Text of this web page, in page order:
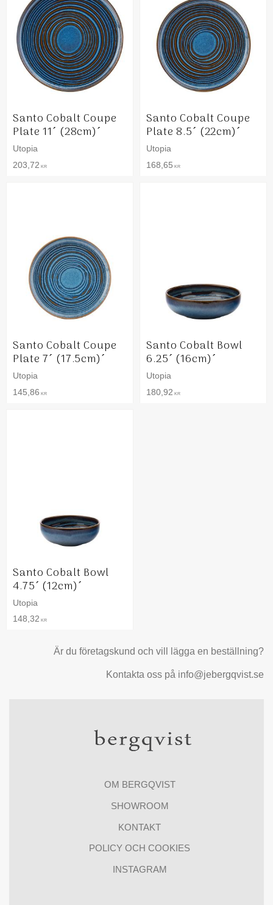
Santo Cobalt Coupe
Plate 11´ (28cm)´
Utopia
203,72 KR
Santo Cobalt Coupe
Plate 8.5´ (22cm)´
Utopia
168,65 KR
Santo Cobalt Coupe
Plate 7´ (17.5cm)´
Utopia
145,86 KR
Santo Cobalt Bowl
6.25´ (16cm)´
Utopia
180,92 KR
Santo Cobalt Bowl
4.75´ (12cm)´
Utopia
148,32 KR
Är du företagskund och vill lägga en beställning?
Kontakta oss på info@jebergqvist.se
OM BERGQVIST
SHOWROOM
KONTAKT
POLICY OCH COOKIES
INSTAGRAM